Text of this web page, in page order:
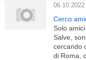
06.10.2022
Cerco
Solo
Salve,
cercando
di Roma,